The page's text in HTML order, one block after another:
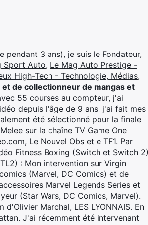
3 ans), je suis le Fondateur,
Sport Auto, Le Mag Auto Prestige -
High-Tech - Technologie, Médias,
et de collectionneur de mangas et
55 courses au compteur, j'ai
depuis l'âge de 9 ans, j'ai fait mes
été sélectionné pour la finale
sur la chaîne TV Game One
Le Nouvel Obs et e TF1. Par
Fitness Boxing (Switch et Switch 2)
: Mon intervention sur Virgin
(Marvel, DC Comics) et de
Marvel Legends Series et
(Star Wars, DC Comics, Marvel).
Marchal, LES LYONNAIS. En
J'ai récemment été intervenant